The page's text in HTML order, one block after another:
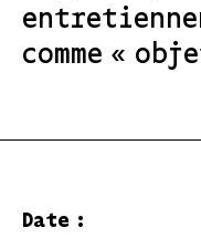
comme «
Date :